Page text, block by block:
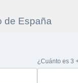
¿Cuánto es 3